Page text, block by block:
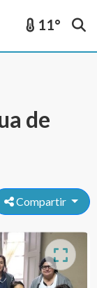
11°
de
Compartir